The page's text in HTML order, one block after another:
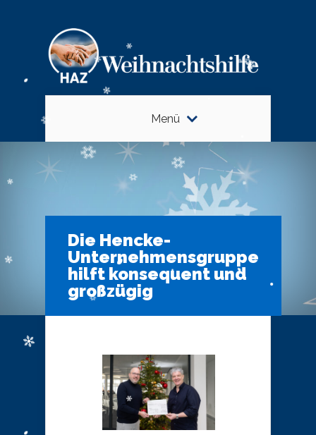
Menü
Die Hencke-
Unternehmensgruppe
hilft konsequent und
großzügig